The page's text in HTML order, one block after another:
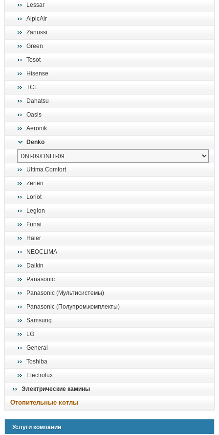
Lessar
AlpicAir
Zanussi
Green
Tosot
Hisense
TCL
Dahatsu
Oasis
Aeronik
Denko
Ultima Comfort
Zerten
Loriot
Legion
Funai
Haier
NEOCLIMA
Daikin
Panasonic
Panasonic (Мультисистемы)
Panasonic (Полупром.комплекты)
Samsung
LG
General
Toshiba
Electrolux
Электрические камины
Отопительные котлы
Услуги компании